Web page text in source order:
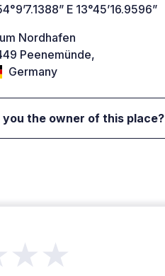
E 13°45’16.9596”
Nordhafen
Peenemünde,
Germany
you the owner of this place?